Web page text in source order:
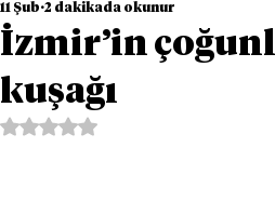
İzmir’in
kuşağı
11 Şub 2 dakikada okunur
5 üzerinden NaN yıldız